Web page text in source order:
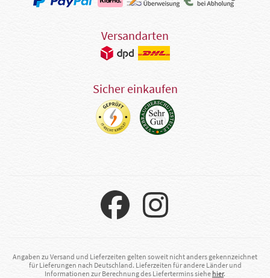
Versandarten
Sicher einkaufen
Angaben zu Versand und Lieferzeiten gelten soweit nicht anders gekennzeichnet
für Lieferungen nach Deutschland. Lieferzeiten für andere Länder und
Informationen zur Berechnung des Liefertermins siehe hier.